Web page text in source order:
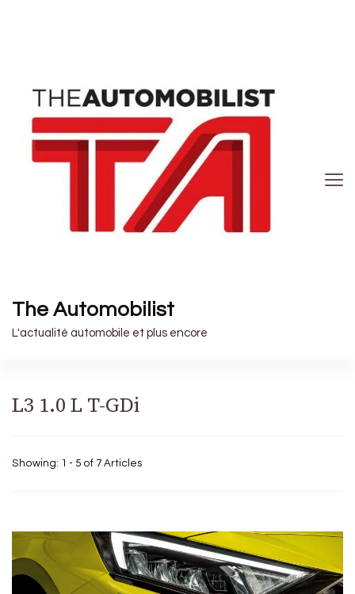
The Automobilist
L'actualité automobile et plus encore
L3 1.0 L T-GDi
Showing: 1 - 5 of 7 Articles